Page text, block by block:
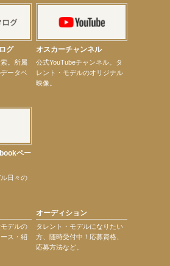
演！
MxM’s produce event vol.14」に出演決定！
美優(elfin’)グレイテスト・ショー」に出演決定！
Theater Reboot Vol.3」開催決定！
グ
。所属
ータベ
オスカーチャンネル
公式YouTubeチャンネル。タ
レント・モデルのオリジナル
映像。
ペー
日々の
デルの
ス・紹
オーディション
タレント・モデルになりたい
方、随時受付中！応募資格、
応募方法など。